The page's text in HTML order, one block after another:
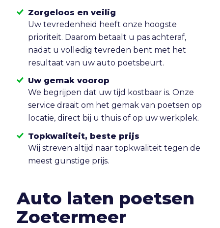
Zorgeloos en veilig
Uw tevredenheid heeft onze hoogste
prioriteit. Daarom betaalt u pas achteraf,
nadat u volledig tevreden bent met het
resultaat van uw auto poetsbeurt.
Uw gemak voorop
We begrijpen dat uw tijd kostbaar is. Onze
service draait om het gemak van poetsen op
locatie, direct bij u thuis of op uw werkplek.
Topkwaliteit, beste prijs
Wij streven altijd naar topkwaliteit tegen de
meest gunstige prijs.
Auto laten poetsen
Zoetermeer